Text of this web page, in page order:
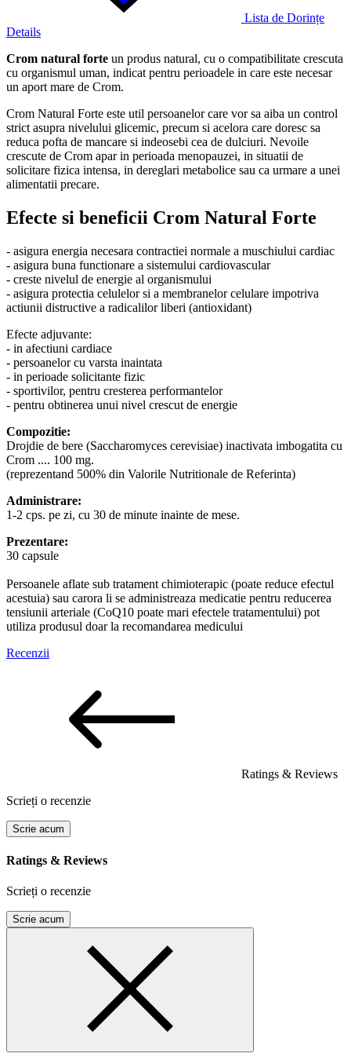
Lista de Dorințe
Details
Crom natural forte un produs natural, cu o compatibilitate crescuta
cu organismul uman, indicat pentru perioadele in care este necesar
un aport mare de Crom.
Crom Natural Forte este util persoanelor care vor sa aiba un control
strict asupra nivelului glicemic, precum si acelora care doresc sa
reduca pofta de mancare si indeosebi cea de dulciuri. Nevoile
crescute de Crom apar in perioada menopauzei, in situatii de
solicitare fizica intensa, in dereglari metabolice sau ca urmare a unei
alimentatii precare.
Efecte si beneficii Crom Natural Forte
- asigura energia necesara contractiei normale a muschiului cardiac
- asigura buna functionare a sistemului cardiovascular
- creste nivelul de energie al organismului
- asigura protectia celulelor si a membranelor celulare impotriva
actiunii distructive a radicalilor liberi (antioxidant)
Efecte adjuvante:
- in afectiuni cardiace
- persoanelor cu varsta inaintata
- in perioade solicitante fizic
- sportivilor, pentru cresterea performantelor
- pentru obtinerea unui nivel crescut de energie
Compozitie:
Drojdie de bere (Saccharomyces cerevisiae) inactivata imbogatita cu
Crom .... 100 mg.
(reprezentand 500% din Valorile Nutritionale de Referinta)
Administrare:
1-2 cps. pe zi, cu 30 de minute inainte de mese.
Prezentare:
30 capsule
Persoanele aflate sub tratament chimioterapic (poate reduce efectul
acestuia) sau carora li se administreaza medicatie pentru reducerea
tensiunii arteriale (CoQ10 poate mari efectele tratamentului) pot
utiliza produsul doar la recomandarea medicului
Recenzii
Ratings & Reviews
Scrieți o recenzie
Scrie acum
Ratings & Reviews
Scrieți o recenzie
Scrie acum